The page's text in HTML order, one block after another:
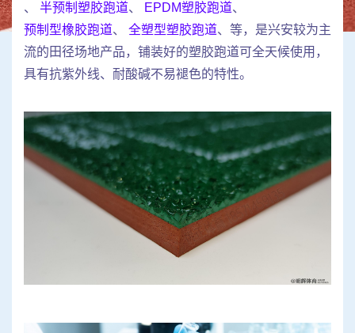
、 半预制塑胶跑道、 EPDM塑胶跑道、
预制型橡胶跑道、 全塑型塑胶跑道、等，是兴安较为主
流的田径场地产品，铺装好的塑胶跑道可全天候使用，
具有抗紫外线、耐酸碱不易褪色的特性。